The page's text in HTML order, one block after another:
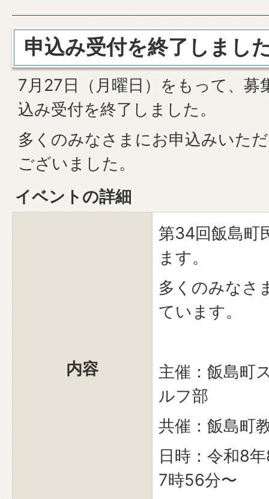
申込み受付を終了しまし
7月27日（月曜日）をもって、募
込み受付を終了しました。
多くのみなさまにお申込みいた
ございました。
イベントの詳細
内容
第34回飯島町
ます。
多くのみなさ
ています。
主催：飯島町
ルフ部
共催：飯島町
日時：令和8
7時56分〜